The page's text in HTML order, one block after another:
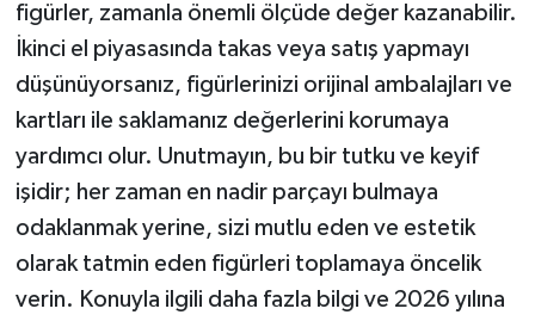
figürler, zamanla önemli ölçüde değer kazanabilir.
İkinci el piyasasında takas veya satış yapmayı
düşünüyorsanız, figürlerinizi orijinal ambalajları ve
kartları ile saklamanız değerlerini korumaya
yardımcı olur. Unutmayın, bu bir tutku ve keyif
işidir; her zaman en nadir parçayı bulmaya
odaklanmak yerine, sizi mutlu eden ve estetik
olarak tatmin eden figürleri toplamaya öncelik
verin. Konuyla ilgili daha fazla bilgi ve 2026 yılına